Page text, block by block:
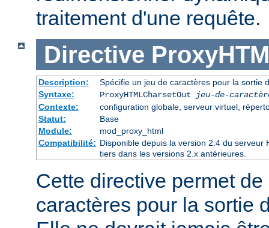
traitement d'une requête.
Directive
Description:
Spécifie un jeu de caractères pour la sortie
Syntaxe:
ProxyHTMLCharsetOut
jeu-de-
Contexte:
configuration globale, serveur virtuel,
Statut:
Base
Module:
mod_proxy_html
Compatibilité: Disponible depuis la version 2.4 du serveur
tiers dans les versions 2.x antérieures.
Cette directive permet
caractères pour la sortie